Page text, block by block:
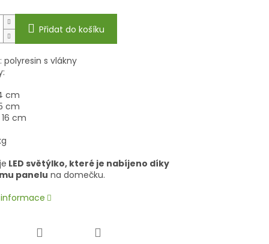
Přidat do košíku
polyresin s vlákny
cm
cm
cm
LED světýlko, které je nabíjeno díky
panelu na domečku.